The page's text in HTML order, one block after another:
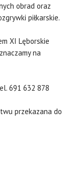
obrad oraz
piłkarskie.
XI Lęborskie
na
691 632 878
przekazana do